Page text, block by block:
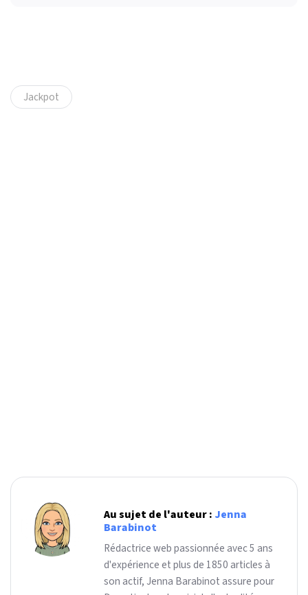
Jackpot
Au sujet de l'auteur : Jenna
Barabinot
Rédactrice web passionnée avec 5 ans
d'expérience et plus de 1850 articles à
son actif, Jenna Barabinot assure pour